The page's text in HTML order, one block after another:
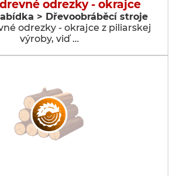
odrezky - okrajce
> Dřevoobráběcí stroje
odrezky - okrajce z piliarskej
výroby, viď …